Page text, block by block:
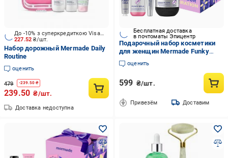
227.52₴/шт.
До -10% з суперкредиткою Visa Вигода
Набор дорожный Mermade Daily
Routine
оценить
479 -239.50 ₴
239.50 ₴/шт.
Доставка недоступна
Бесплатная доставка
в почтоматы Эпицентр
Подарочный набор косметики
для женщин Mermade Funky
Cola 4 продукта
оценить
599 ₴/шт.
Привезём Доставим